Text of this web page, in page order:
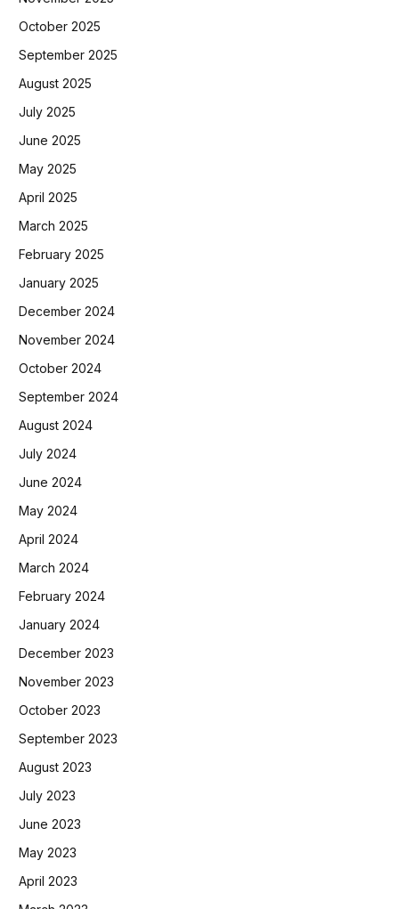
October 2025
September 2025
August 2025
July 2025
June 2025
May 2025
April 2025
March 2025
February 2025
January 2025
December 2024
November 2024
October 2024
September 2024
August 2024
July 2024
June 2024
May 2024
April 2024
March 2024
February 2024
January 2024
December 2023
November 2023
October 2023
September 2023
August 2023
July 2023
June 2023
May 2023
April 2023